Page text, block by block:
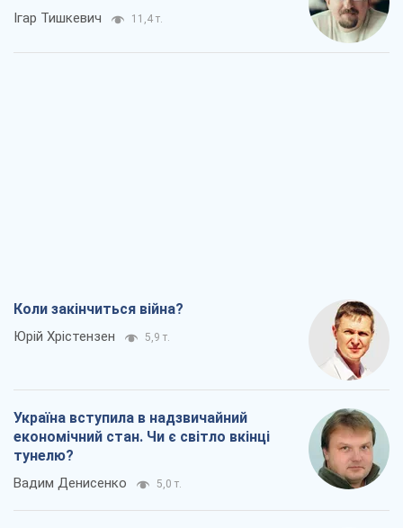
Ігар Тишкевич 11,4 т.
Коли закінчиться війна?
Юрій Хрістензен 5,9 т.
Україна вступила в надзвичайний
економічний стан. Чи є світло вкінці
тунелю?
Вадим Денисенко 5,0 т.